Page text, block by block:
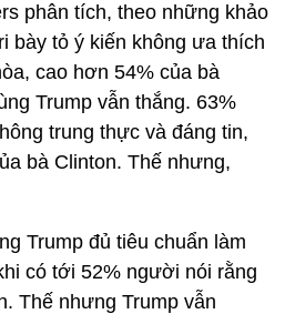
phân tích, theo những khảo
bày tỏ ý kiến không ưa thích
cao hơn 54% của bà
Trump vẫn thắng. 63%
trung thực và đáng tin,
bà Clinton. Thế nhưng,
Trump đủ tiêu chuẩn làm
có tới 52% người nói rằng
Thế nhưng Trump vẫn